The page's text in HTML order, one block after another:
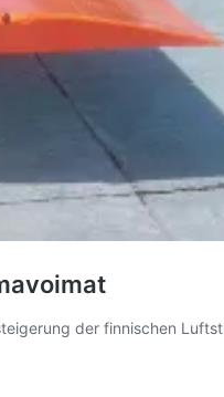
der finnischen